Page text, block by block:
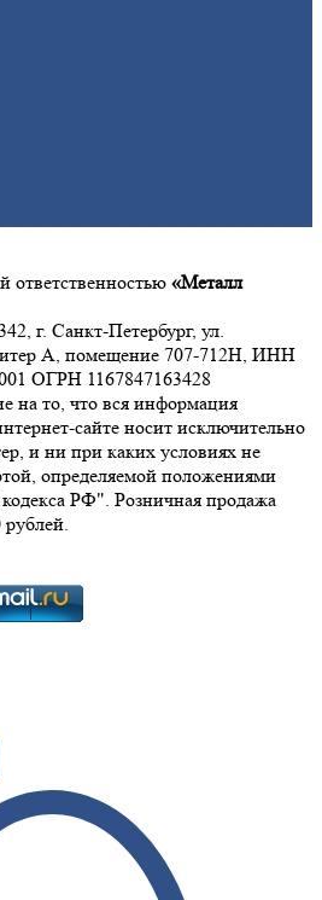
ответственностью «Металл
г. Санкт-Петербург, ул.
А, помещение 707-712Н, ИНН
ОГРН 1167847163428
на то, что вся информация
сайте носит исключительно
и ни при каких условиях не
определяемой положениями
кодекса РФ". Розничная продажа
рублей.